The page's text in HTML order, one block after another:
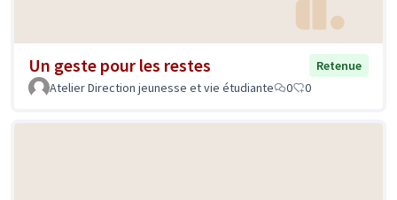
Un geste pour les restes
Retenue
Atelier Direction jeunesse et vie étudiante
0 0